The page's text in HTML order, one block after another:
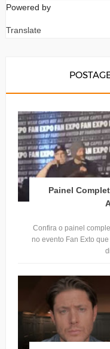
Powered by
Translate
Painel
Confira o painel
no evento Fan Exto